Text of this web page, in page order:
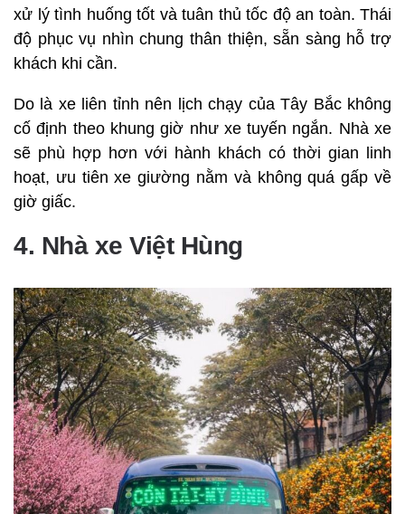
xử lý tình huống tốt và tuân thủ tốc độ an toàn. Thái
độ phục vụ nhìn chung thân thiện, sẵn sàng hỗ trợ
khách khi cần.
Do là xe liên tỉnh nên lịch chạy của Tây Bắc không
cố định theo khung giờ như xe tuyến ngắn. Nhà xe
sẽ phù hợp hơn với hành khách có thời gian linh
hoạt, ưu tiên xe giường nằm và không quá gấp về
giờ giấc.
4. Nhà xe Việt Hùng